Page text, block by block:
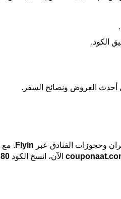
الكود.
وحجوزات الفنادق عبر Flyin . مع
الآن، انسخ الكود